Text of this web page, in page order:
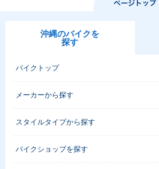
沖縄のバイクを
探す
バイクトップ
メーカーから探す
スタイルタイプから探す
バイクショップを探す